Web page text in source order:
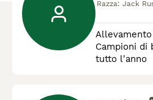
Razza: Jack
Allevamento del Jack Russell Terrier liscio,broken e ruvido delle Migliori Linee di Sangue. Presenti in Allevamento
Campioni di
tutto l'anno